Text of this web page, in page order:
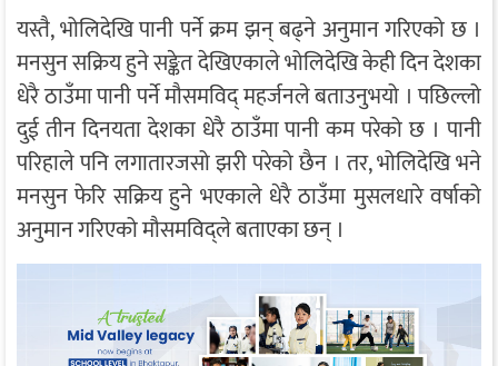
यस्तै, भोलिदेखि पानी पर्ने क्रम झन् बढ्ने अनुमान गरिएको छ ।
मनसुन सक्रिय हुने सङ्केत देखिएकाले भोलिदेखि केही दिन देशका
धेरै ठाउँमा पानी पर्ने मौसमविद् महर्जनले बताउनुभयो । पछिल्लो
दुई तीन दिनयता देशका धेरै ठाउँमा पानी कम परेको छ । पानी
परिहाले पनि लगातारजसो झरी परेको छैन । तर, भोलिदेखि भने
मनसुन फेरि सक्रिय हुने भएकाले धेरै ठाउँमा मुसलधारे वर्षाको
अनुमान गरिएको मौसमविद्ले बताएका छन् ।